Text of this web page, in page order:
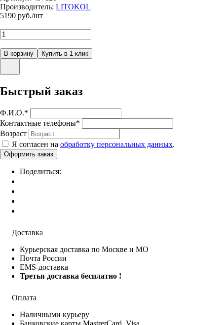
Производитель: LITOKOL
5190 руб./шт
Быстрый заказ
Ф.И.О.*
Контактные телефоны*
Возраст
Я согласен на обработку персональных данных.
Поделиться:
Доставка
Курьерская доставка по Москве и МО
Почта России
EMS-доставка
Третья доставка бесплатно !
Оплата
Наличными курьеру
Банковские карты MastrerCard, Visa